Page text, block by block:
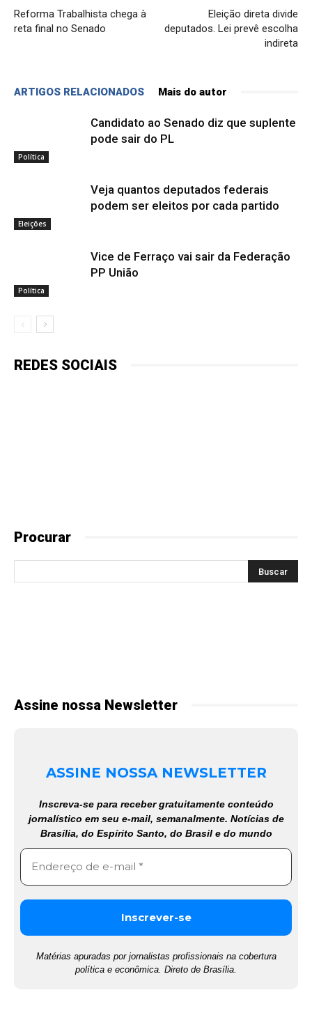
Reforma Trabalhista chega à
reta final no Senado
Eleição direta divide
deputados. Lei prevê escolha
indireta
ARTIGOS RELACIONADOS Mais do autor
Política
Candidato ao Senado diz que suplente
pode sair do PL
Eleições
Veja quantos deputados federais
podem ser eleitos por cada partido
Política
Vice de Ferraço vai sair da Federação
PP União
REDES SOCIAIS
Procurar
Assine nossa Newsletter
ASSINE NOSSA NEWSLETTER
Inscreva-se para receber gratuitamente conteúdo
jornalístico em seu e-mail, semanalmente. Notícias de
Brasília, do Espírito Santo, do Brasil e do mundo
Matérias apuradas por jornalistas profissionais na cobertura
política e econômica. Direto de Brasília.